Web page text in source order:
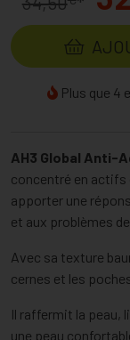
Plus que 4
AH3 Global Anti-
concentré en actifs
apporter une
et aux problèmes
Avec sa texture
cernes et les
Il raffermit la peau,
une peau